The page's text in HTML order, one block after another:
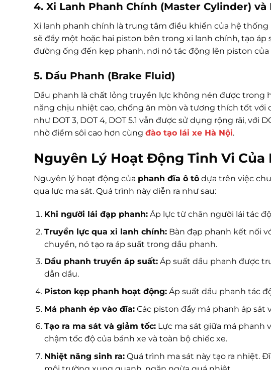
4. Xi Lanh Phanh Chính (Master Cylinder) và
Xi lanh phanh chính là trung tâm điều khiển của hệ
sẽ đẩy một hoặc hai piston bên trong xi lanh chính, tạo
đường ống đến kẹp phanh, nơi nó tác động lên piston
5. Dầu Phanh (Brake Fluid)
Dầu phanh là chất lỏng truyền lực không nén được trong
năng chịu nhiệt cao, chống ăn mòn và tương thích tốt với
như DOT 3, DOT 4, DOT 5.1 vẫn được sử dụng rộng rãi, với
nhờ điểm sôi cao hơn cùng đào tạo lái xe Hà Nội.
Nguyên Lý Hoạt Động Tinh Vi Của
Nguyên lý hoạt động của phanh đĩa ô tô dựa trên việc
qua lực ma sát. Quá trình này diễn ra như sau:
Khi người lái đạp phanh:Áp lực từ chân người lái tác
Truyền lực qua xi lanh chính:Bàn đạp phanh kết nối
chuyển, nó tạo ra áp suất trong dầu phanh.
Dầu phanh truyền áp suất:Áp suất dầu phanh được
dẫn dầu.
Piston kẹp phanh hoạt động:Áp suất dầu phanh tác
Má phanh ép vào đĩa:Các piston đẩy má phanh áp sát
Tạo ra ma sát và giảm tốc:Lực ma sát giữa má phanh
chậm tốc độ của bánh xe và toàn bộ chiếc xe.
Nhiệt năng sinh ra:Quá trình ma sát này tạo ra nhiệt.